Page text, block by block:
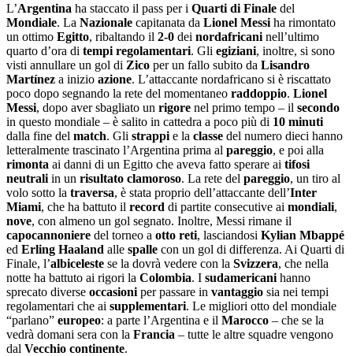
L’Argentina ha staccato il pass per i Quarti di Finale del
Mondiale. La Nazionale capitanata da Lionel Messi ha rimontato
un ottimo Egitto, ribaltando il 2-0 dei nordafricani nell’ultimo
quarto d’ora di tempi regolamentari. Gli egiziani, inoltre, si sono
visti annullare un gol di Zico per un fallo subito da Lisandro
Martínez a inizio azione. L’attaccante nordafricano si è riscattato
poco dopo segnando la rete del momentaneo raddoppio. Lionel
Messi, dopo aver sbagliato un rigore nel primo tempo – il secondo
in questo mondiale – è salito in cattedra a poco più di 10 minuti
dalla fine del match. Gli strappi e la classe del numero dieci hanno
letteralmente trascinato l’Argentina prima al pareggio, e poi alla
rimonta ai danni di un Egitto che aveva fatto sperare ai tifosi
neutrali in un risultato clamoroso. La rete del pareggio, un tiro al
volo sotto la traversa, è stata proprio dell’attaccante dell’Inter
Miami, che ha battuto il record di partite consecutive ai mondiali,
nove, con almeno un gol segnato. Inoltre, Messi rimane il
capocannoniere del torneo a otto reti, lasciandosi Kylian Mbappé
ed Erling Haaland alle spalle con un gol di differenza. Ai Quarti di
Finale, l’albiceleste se la dovrà vedere con la Svizzera, che nella
notte ha battuto ai rigori la Colombia. I sudamericani hanno
sprecato diverse occasioni per passare in vantaggio sia nei tempi
regolamentari che ai supplementari. Le migliori otto del mondiale
“parlano” europeo: a parte l’Argentina e il Marocco – che se la
vedrà domani sera con la Francia – tutte le altre squadre vengono
dal Vecchio continente.